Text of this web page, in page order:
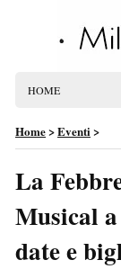
HOME
Home>Eventi>
La
Musical
date e